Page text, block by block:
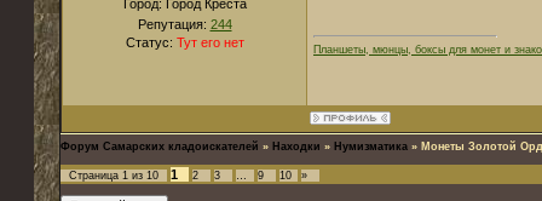
Город: Город Креста
Репутация: 244
Статус: Тут его нет
Планшеты, мюнцы, боксы для монет и
Форум Самарских кладоискателей » Находки » Нумизматика » Монеты Золотой
Страница 1 из 10 1 2 3 … 9 10 »